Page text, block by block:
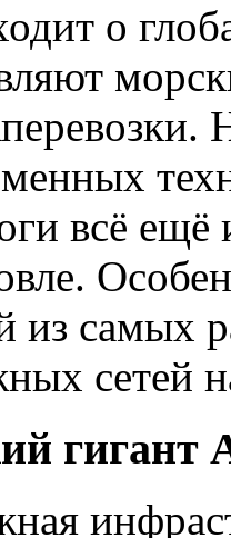
о
всё
из самых
сетей
гигант